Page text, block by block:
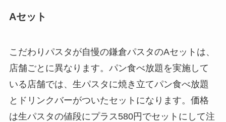
Aセット
こだわりパスタが自慢の鎌倉パスタのAセットは、
店舗ごとに異なります。パン食べ放題を実施して
いる店舗では、生パスタに焼き立てパン食べ放題
とドリンクバーがついたセットになります。価格
は生パスタの値段にプラス580円でセットにして注